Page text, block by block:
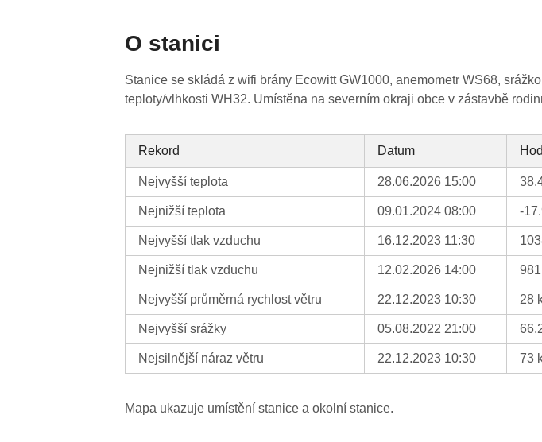
O stanici
Stanice se skládá z wifi brány Ecowitt GW1000, anemometr WS68,
teploty/vlhkosti WH32. Umístěna na severním okraji obce v zástavbě
Rekord Datum
Nejvyšší teplota 28.06.2026 15:00
Nejnižší teplota 09.01.2024 08:00 -
Nejvyšší tlak vzduchu 16.12.2023 11:30
Nejnižší tlak vzduchu 12.02.2026 14:00
Nejvyšší průměrná rychlost větru 22.12.2023 10:30 28
Nejvyšší srážky 05.08.2022 21:00
Nejsilnější náraz větru 22.12.2023 10:30 73
Mapa ukazuje umístění stanice a okolní stanice.